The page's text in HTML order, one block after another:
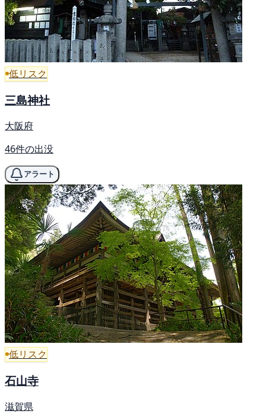
低リスク
三島神社
大阪府
46件の出没
アラート
低リスク
石山寺
滋賀県